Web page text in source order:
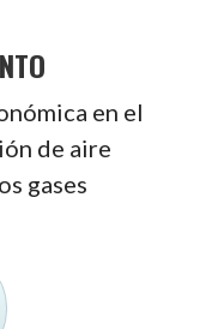
en el
de aire
gases